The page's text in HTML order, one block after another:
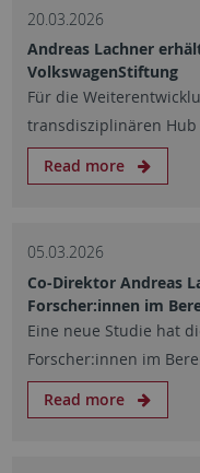
20.03.2026
Andreas Lachner
VolkswagenStiftung
Für die
transdisziplinären
Read more
05.03.2026
Co-Direktor Andreas
Forscher:innen im
Eine neue Studie hat
Forscher:innen im
Read more